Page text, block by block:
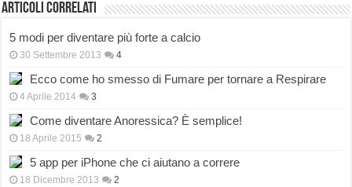
Articoli correlati
5 modi per diventare più forte a calcio
30 Settembre 2013 4
Ecco come ho smesso di Fumare per tornare a Respirare
4 Aprile 2014 3
Come diventare Anoressica? È semplice!
18 Aprile 2015 2
5 app per iPhone che ci aiutano a correre
18 Dicembre 2013 2